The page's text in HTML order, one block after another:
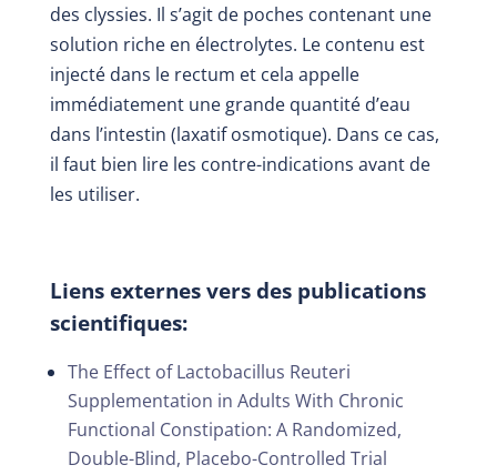
des clyssies. Il s’agit de poches contenant une
solution riche en électrolytes. Le contenu est
injecté dans le rectum et cela appelle
immédiatement une grande quantité d’eau
dans l’intestin (laxatif osmotique). Dans ce cas,
il faut bien lire les contre-indications avant de
les utiliser.
Liens externes vers des publications
scientifiques:
The Effect of Lactobacillus Reuteri
Supplementation in Adults With Chronic
Functional Constipation: A Randomized,
Double-Blind, Placebo-Controlled Trial